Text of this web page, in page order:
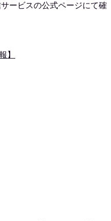
ービスの公式ページにて確
】